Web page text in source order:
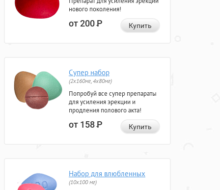
нового поколения!
от 200Р Купить
Супер набор
(2х160мг, 4х80мг)
Попробуй все супер препараты
для усиления эрекции и
продления полового акта!
от 158Р Купить
Набор для влюбленных
(10х100 мг)